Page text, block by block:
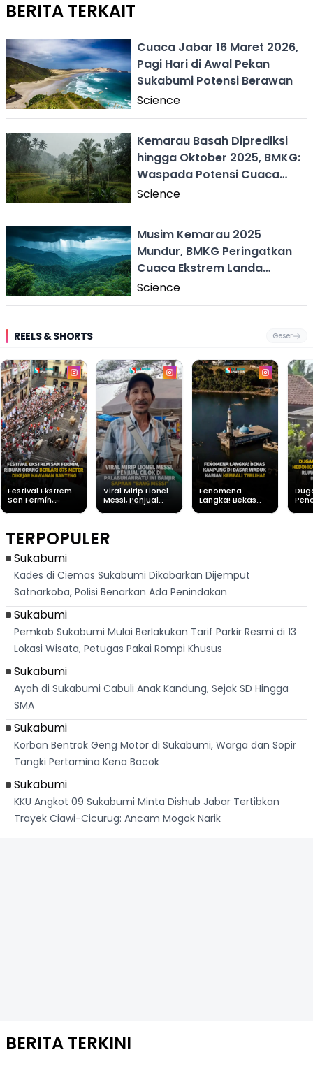
BERITA TERKAIT
Cuaca Jabar 16 Maret 2026,
Pagi Hari di Awal Pekan
Sukabumi Potensi Berawan
Science
Kemarau Basah Diprediksi
hingga Oktober 2025, BMKG:
Waspada Potensi Cuaca
Ekstrem
Science
Musim Kemarau 2025
Mundur, BMKG Peringatkan
Cuaca Ekstrem Landa
Indonesia
Science
REELS & SHORTS Geser
Festival Ekstrem
San Fermín,
Banteng
Viral Mirip Lionel
Messi, Penjual
"Bang Messi"
Fenomena
Langka! Bekas
TERPOPULER
Sukabumi
Kades di Ciemas Sukabumi Dikabarkan Dijemput
Satnarkoba, Polisi Benarkan Ada Penindakan
Sukabumi
Pemkab Sukabumi Mulai Berlakukan Tarif Parkir Resmi di 13
Lokasi Wisata, Petugas Pakai Rompi Khusus
Sukabumi
Ayah di Sukabumi Cabuli Anak Kandung, Sejak SD Hingga
SMA
Sukabumi
Korban Bentrok Geng Motor di Sukabumi, Warga dan Sopir
Tangki Pertamina Kena Bacok
Sukabumi
KKU Angkot 09 Sukabumi Minta Dishub Jabar Tertibkan
Trayek Ciawi-Cicurug: Ancam Mogok Narik
BERITA TERKINI